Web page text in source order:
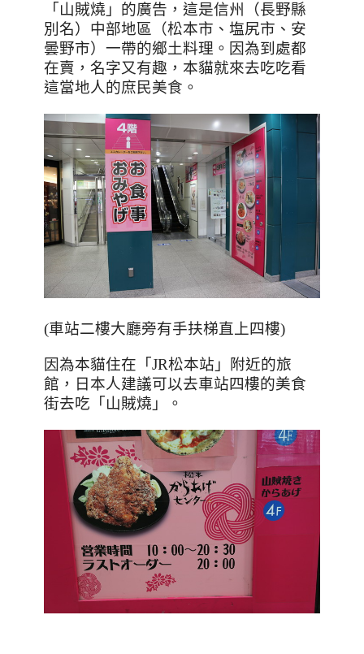
「山賊燒」的廣告，這是信州（長野縣
別名）中部地區（松本市、塩尻市、安
曇野市）一帶的鄉土料理。因為到處都
在賣，名字又有趣，本貓就來去吃吃看
這當地人的庶民美食。
(車站二樓大廳旁有手扶梯直上四樓)
因為本貓住在「JR松本站」附近的旅
館，日本人建議可以去車站四樓的美食
街去吃「山賊燒」。